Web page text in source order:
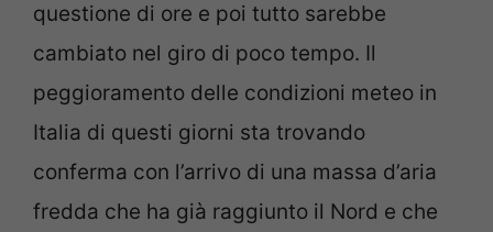
questione di ore e poi tutto sarebbe
cambiato nel giro di poco tempo. Il
peggioramento delle condizioni meteo in
Italia di questi giorni sta trovando
conferma con l’arrivo di una massa d’aria
fredda che ha già raggiunto il Nord e che